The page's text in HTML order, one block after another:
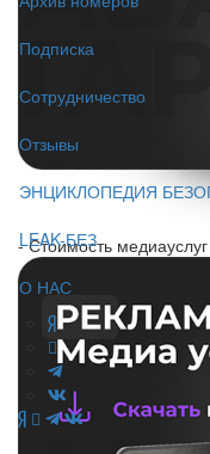
Подписка
Сотрудничество
Отзывы
ЭНЦИКЛОПЕДИЯ
LEAK-БЕЗ
О НАС
- Стоимость